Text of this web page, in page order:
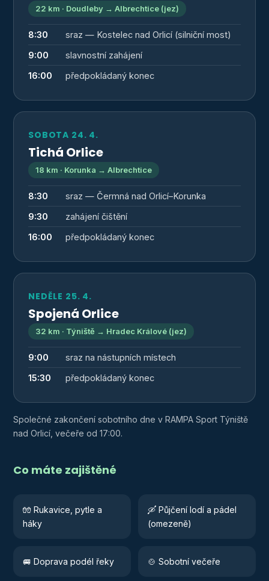
22 km · Doudleby → Albrechtice (jez)
8:30
sraz — Kostelec nad Orlicí (silniční most)
9:00
slavnostní zahájení
16:00
předpokládaný konec
SOBOTA 24. 4.
Tichá Orlice
18 km · Korunka → Albrechtice
8:30
sraz — Čermná nad Orlicí–Korunka
9:30
zahájení čištění
16:00
předpokládaný konec
NEDĚLE 25. 4.
Spojená Orlice
32 km · Týniště → Hradec Králové (jez)
9:00
sraz na nástupních místech
15:30
předpokládaný konec
Společné zakončení sobotního dne v RAMPA Sport Týniště
nad Orlicí, večeře od 17:00.
Co máte zajištěné
🧤 Rukavice, pytle a
háky
🛶 Půjčení lodí a pádel
(omezeně)
🚐 Doprava podél řeky 🍲 Sobotní večeře